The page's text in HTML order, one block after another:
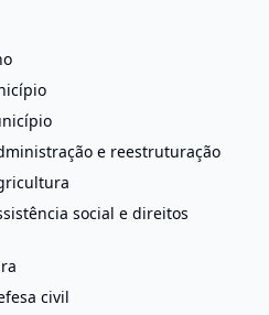
e reestruturação
social e direitos
civil